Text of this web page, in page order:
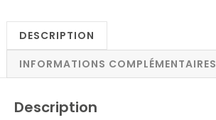
DESCRIPTION
INFORMATIONS COMPLÉMENTAIRES
Description